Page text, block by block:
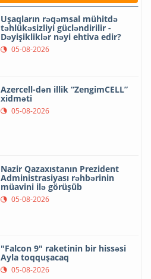
Uşaqların rəqəmsal mühitdə
təhlükəsizliyi gücləndirilir -
Dəyişikliklər nəyi ehtiva edir?
05-08-2026
Azercell-dən illik “ZengimCELL”
xidməti
05-08-2026
Nazir Qazaxıstanın Prezident
Administrasiyası rəhbərinin
müavini ilə görüşüb
05-08-2026
"Falcon 9" raketinin bir hissəsi
Ayla toqquşacaq
05-08-2026